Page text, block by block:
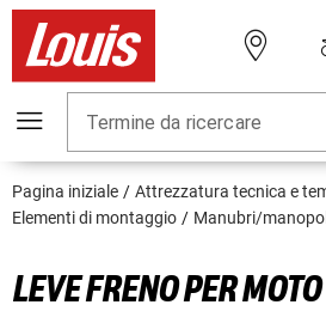
Termine da ricercare
Pagina iniziale
Attrezzatura tecnica e
Elementi di montaggio
Manubri/
LEVE FRENO PER MOTO